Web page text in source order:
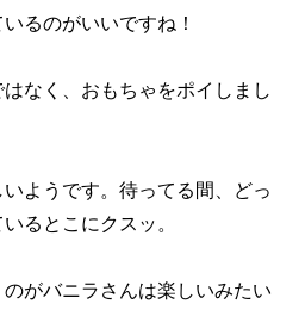
るのがいいですね！
なく、おもちゃをポイしまし
ようです。待ってる間、どっ
るとこにクスッ。
がバニラさんは楽しいみたい